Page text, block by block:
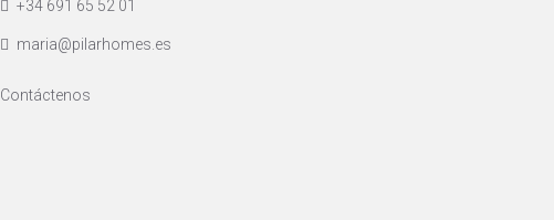
+34 691 65 52 01
maria@pilarhomes.es
Contáctenos